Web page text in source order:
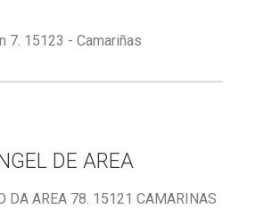
7. 15123 - Camariñas
DE AREA
DA AREA 78. 15121 CAMARINAS